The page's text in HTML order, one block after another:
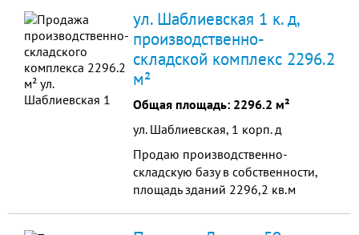
рабочем состоянии,
ул. Шаблиевская 1 к. д,
производственно-
складской комплекс 2296.2
м²
Общая площадь: 2296.2 м²
ул. Шаблиевская, 1 корп. д
Продаю производственно-
складскую базу в собственности,
площадь зданий 2296,2 кв.м